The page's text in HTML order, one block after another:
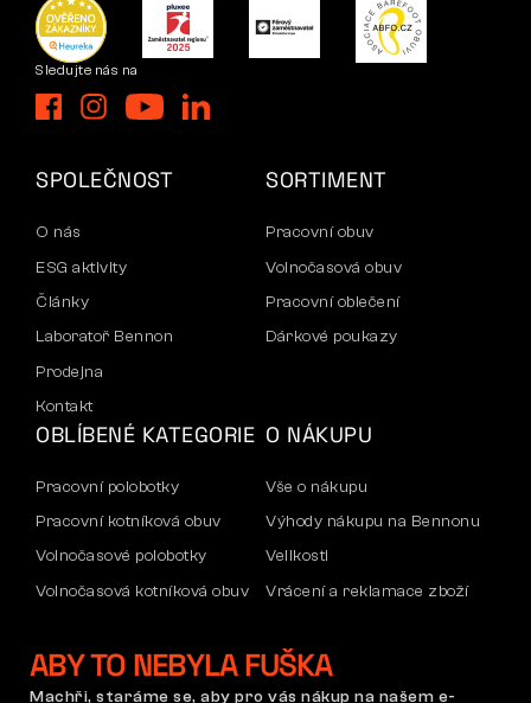
Sledujte nás na
SPOLEČNOST
O nás
ESG aktivity
Články
Laboratoř Bennon
Prodejna
Kontakt
SORTIMENT
Pracovní obuv
Volnočasová obuv
Pracovní oblečení
Dárkové poukazy
OBLÍBENÉ KATEGORIE
Pracovní polobotky
Pracovní kotníková obuv
Volnočasové polobotky
Volnočasová kotníková obuv
Mikiny
O NÁKUPU
Vše o nákupu
Výhody nákupu na Bennonu
Velikosti
Vrácení a reklamace zboží
Firemní účet
Reklamace a záruka
ABY TO NEBYLA FUŠKA
Machři, staráme se, aby pro vás nákup na našem e-